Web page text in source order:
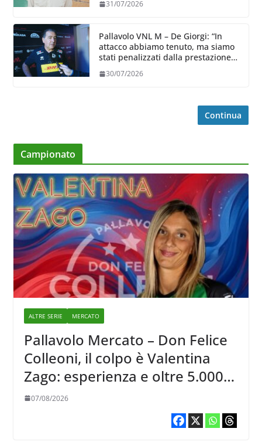
31/07/2026
Pallavolo VNL M – De Giorgi: “In
attacco abbiamo tenuto, ma siamo
stati penalizzati dalla prestazione
30/07/2026
Continua
Campionato
ALTRE SERIE MERCATO
Pallavolo Mercato – Don Felice
Colleoni, il colpo è Valentina
Zago: esperienza e oltre 5.000
punti al servizio di Trescore
07/08/2026